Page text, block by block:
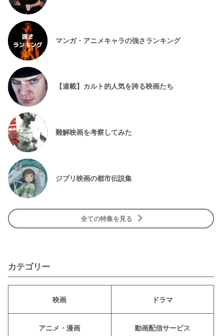
マンガ・アニメキャラの強さランキング
【連載】カルト的人気を誇る映画たち
難解映画を考察してみた
ジブリ映画の都市伝説集
全ての特集を見る
カテゴリー
映画 ドラマ
アニメ・漫画 動画配信サービス